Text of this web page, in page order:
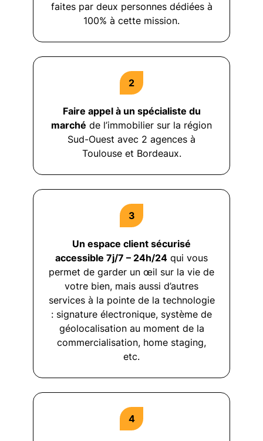
faites par deux personnes dédiées à
100% à cette mission.
Faire appel à un spécialiste du
marché de l’immobilier sur la région
Sud-Ouest avec 2 agences à
Toulouse et Bordeaux.
Un espace client sécurisé
accessible 7j/7 – 24h/24 qui vous
permet de garder un œil sur la vie de
votre bien, mais aussi d’autres
services à la pointe de la technologie
: signature électronique, système de
géolocalisation au moment de la
commercialisation, home staging,
etc.